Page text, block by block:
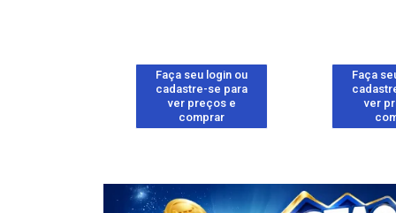
Faça seu login ou
cadastre-se para
ver preços e
comprar
Faça
ver